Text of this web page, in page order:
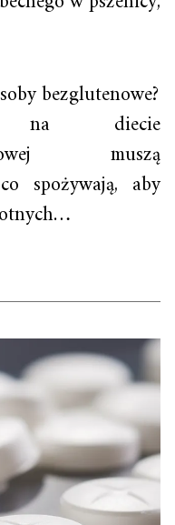
bezglutenowe?
na diecie
muszą
spożywają, aby